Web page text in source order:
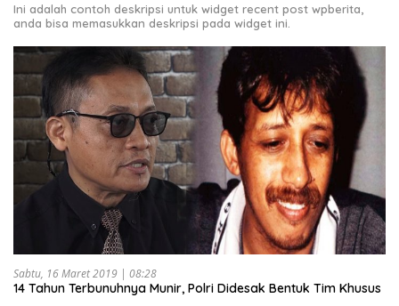
Ini adalah contoh deskripsi untuk widget recent post wpberita,
anda bisa memasukkan deskripsi pada widget ini.
Sabtu, 16 Maret 2019 | 08:28
14 Tahun Terbunuhnya Munir, Polri Didesak Bentuk Tim Khusus